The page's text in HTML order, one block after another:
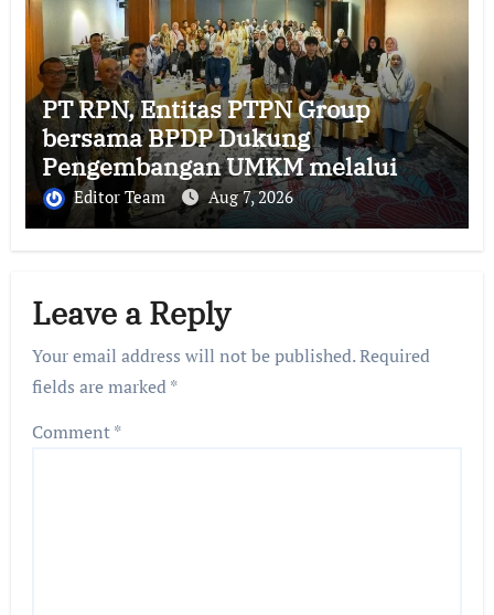
PT RPN, Entitas PTPN Group
bersama BPDP Dukung
Pengembangan UMKM melalui
Workshop Pangan Sehat Berbasis
Minyak Sawit
Editor Team Aug 7, 2026
Leave a Reply
Your email address will not be published.Required
fields are marked*
Comment*